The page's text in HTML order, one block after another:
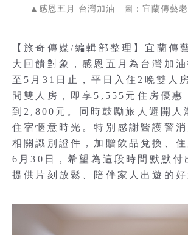
▲感恩五月 台灣加油 圖：宜蘭傳藝
【旅奇傳媒/編輯部整理】宜蘭傳
大回饋對象，感恩五月為台灣加
至5月31日止，平日入住2晚雙人
間雙人房，即享5,555元住房優惠
到2,800元。同時鼓勵旅人避開人
住宿愜意時光。特別感謝醫護警
相關識別證件，加贈飲品兌換、
6月30日，希望為這段時間默默付
提供片刻放鬆、陪伴家人出遊的好